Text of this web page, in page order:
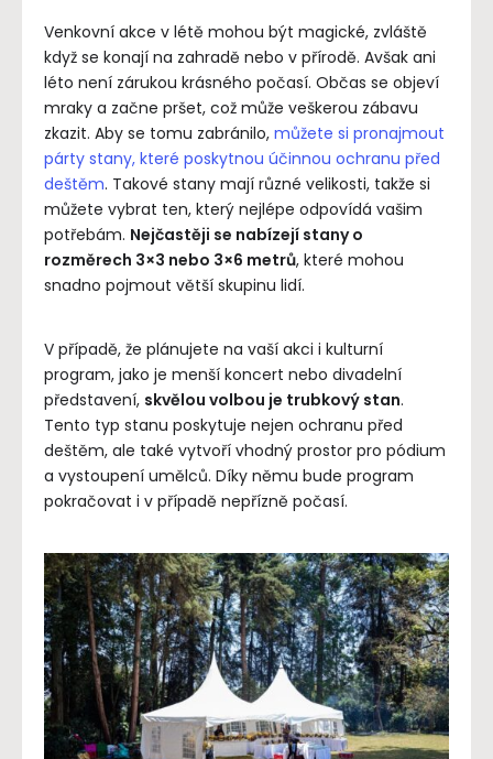
Venkovní akce v létě mohou být magické, zvláště
když se konají na zahradě nebo v přírodě. Avšak ani
léto není zárukou krásného počasí. Občas se objeví
mraky a začne pršet, což může veškerou zábavu
zkazit. Aby se tomu zabránilo, můžete si pronajmout
párty stany, které poskytnou účinnou ochranu před
deštěm. Takové stany mají různé velikosti, takže si
můžete vybrat ten, který nejlépe odpovídá vašim
potřebám. Nejčastěji se nabízejí stany o
rozměrech 3×3 nebo 3×6 metrů, které mohou
snadno pojmout větší skupinu lidí.
V případě, že plánujete na vaší akci i kulturní
program, jako je menší koncert nebo divadelní
představení, skvělou volbou je trubkový stan.
Tento typ stanu poskytuje nejen ochranu před
deštěm, ale také vytvoří vhodný prostor pro pódium
a vystoupení umělců. Díky němu bude program
pokračovat i v případě nepřízně počasí.